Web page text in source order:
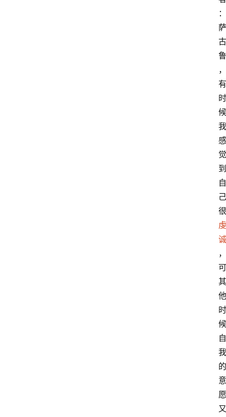
：
萨
古
鲁
，
有
时
候
我
感
觉
到
自
己
很
虔
诚
，
可
其
他
时
候
自
我
的
意
愿
又